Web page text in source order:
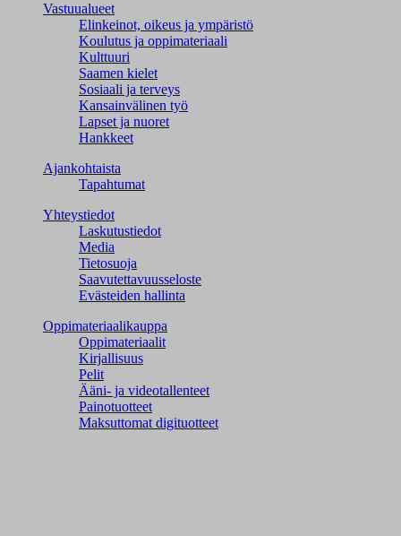
Vastuualueet
Elinkeinot, oikeus ja ympäristö
Koulutus ja oppimateriaali
Kulttuuri
Saamen kielet
Sosiaali ja terveys
Kansainvälinen työ
Lapset ja nuoret
Hankkeet
Ajankohtaista
Tapahtumat
Yhteystiedot
Laskutustiedot
Media
Tietosuoja
Saavutettavuusseloste
Evästeiden hallinta
Oppimateriaalikauppa
Oppimateriaalit
Kirjallisuus
Pelit
Ääni- ja videotallenteet
Painotuotteet
Maksuttomat digituotteet